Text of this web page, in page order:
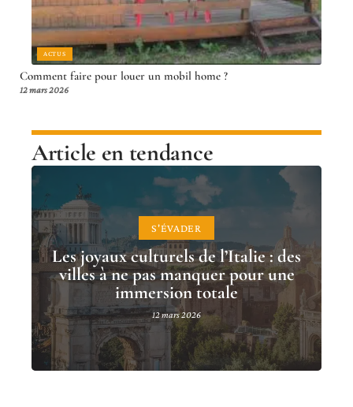
ACTUS
Comment faire pour louer un mobil home ?
12 mars 2026
Article en tendance
S'ÉVADER
Les joyaux culturels de l’Italie : des
villes à ne pas manquer pour une
immersion totale
12 mars 2026